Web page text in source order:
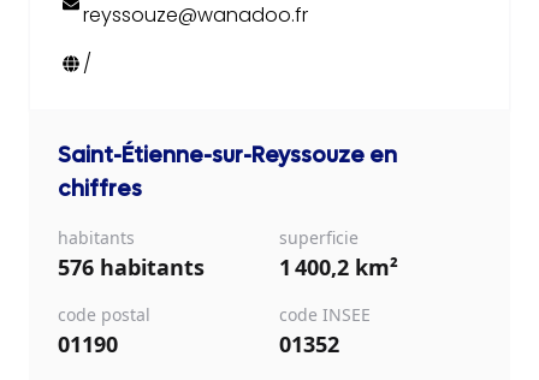
reyssouze@wanadoo.fr
/
Saint-Étienne-sur-Reyssouze en
chiffres
habitants
576 habitants
superficie
1 400,2 km²
code postal
01190
code INSEE
01352